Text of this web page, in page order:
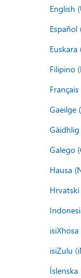
English
Español
Euskara
Filipino
Gaeilge
Galego
Hausa
isiZulu
Íslenska